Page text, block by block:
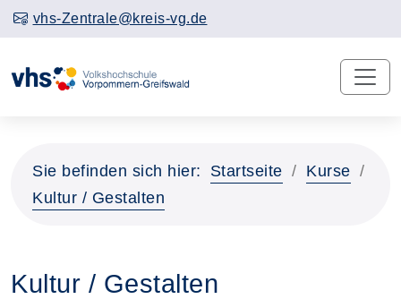
vhs-Zentrale@kreis-vg.de
Sie befinden sich hier: Startseite
Kurse
Kultur / Gestalten
Kultur / Gestalten